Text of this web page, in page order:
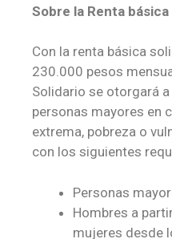
Sobre la Renta
Con la renta básica
230.000 pesos
Solidario se otorgará
personas mayores en
extrema, pobreza o
con los siguientes
Personas
Hombres a
mujeres desde